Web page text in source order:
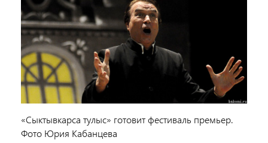
«Сыктывкарса тулыс» готовит фестиваль премьер.
Фото Юрия Кабанцева